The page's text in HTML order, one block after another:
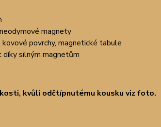
magnety
kovové povrchy, magnetické tabule
silným magnetům
kvůli odčtípnutému kousku viz foto.